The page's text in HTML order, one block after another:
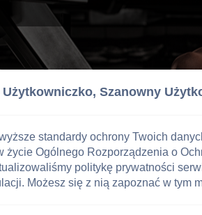
Użytkowniczko, Szanowny
standardy ochrony Twoich
życie Ogólnego Rozporządzenia o
politykę prywatności
Możesz się z nią zapoznać w tym